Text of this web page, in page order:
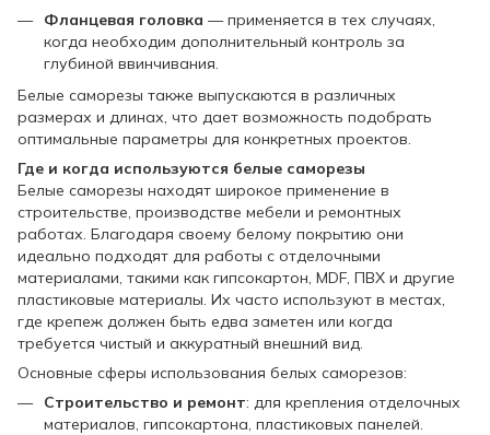
Фланцевая головка — применяется в тех случаях,
когда необходим дополнительный контроль за
глубиной ввинчивания.
Белые саморезы также выпускаются в различных
размерах и длинах, что дает возможность подобрать
оптимальные параметры для конкретных проектов.
Где и когда используются белые саморезы
Белые саморезы находят широкое применение в
строительстве, производстве мебели и ремонтных
работах. Благодаря своему белому покрытию они
идеально подходят для работы с отделочными
материалами, такими как гипсокартон, MDF, ПВХ и другие
пластиковые материалы. Их часто используют в местах,
где крепеж должен быть едва заметен или когда
требуется чистый и аккуратный внешний вид.
Основные сферы использования белых саморезов:
Строительство и ремонт: для крепления отделочных
материалов, гипсокартона, пластиковых панелей.